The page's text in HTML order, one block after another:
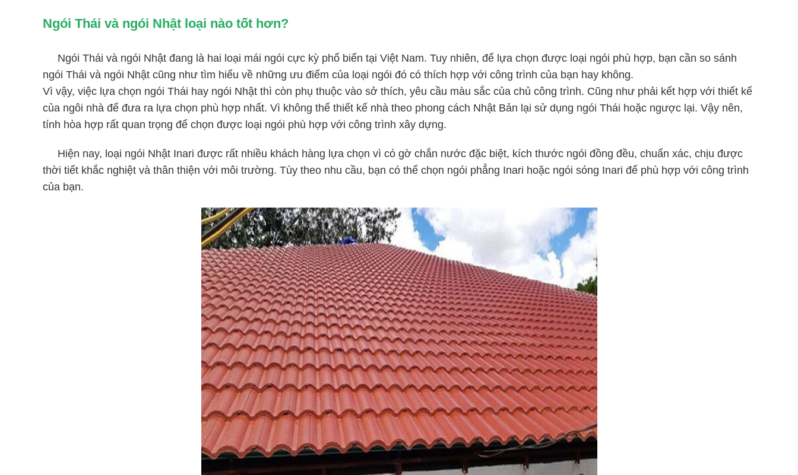
Ngói Thái và ngói Nhật loại nào tốt hơn?
Ngói Thái và ngói Nhật đang là hai loại mái ngói cực kỳ phổ biến tại Việt Nam. Tuy nhiên, để lựa chọn được loại ngói phù hợp, bạn cần so sánh
ngói Thái và ngói Nhật cũng như tìm hiểu về những ưu điểm của loại ngói đó có thích hợp với công trình của bạn hay không.
Vì vậy, việc lựa chọn ngói Thái hay ngói Nhật thì còn phụ thuộc vào sở thích, yêu cầu màu sắc của chủ công trình. Cũng như phải kết hợp với thiết kế
của ngôi nhà để đưa ra lựa chọn phù hợp nhất. Vì không thể thiết kế nhà theo phong cách Nhật Bản lại sử dụng ngói Thái hoặc ngược lại. Vậy nên,
tính hòa hợp rất quan trọng để chọn được loại ngói phù hợp với công trình xây dựng.
Hiện nay, loại ngói Nhật Inari được rất nhiều khách hàng lựa chọn vì có gờ chắn nước đặc biệt, kích thước ngói đồng đều, chuẩn xác, chịu được
thời tiết khắc nghiệt và thân thiện với môi trường. Tùy theo nhu cầu, bạn có thể chọn ngói phẳng Inari hoặc ngói sóng Inari để phù hợp với công trình
của bạn.